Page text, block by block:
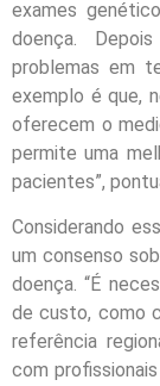
exames
doença.
problemas em
exemplo é que,
oferecem o
permite uma
pacientes”,
Considerando
um consenso
doença. “É
de custo, como
referência
com